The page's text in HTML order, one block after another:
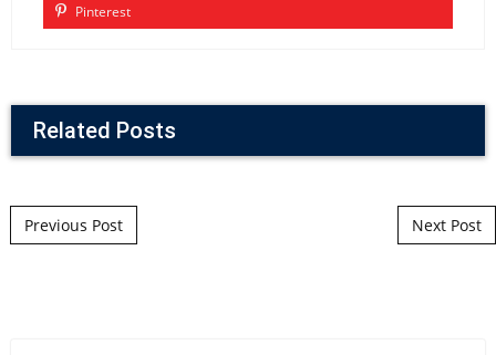
Pinterest
Related Posts
Post navigation
Previous Post Next Post